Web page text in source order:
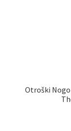
Otroški